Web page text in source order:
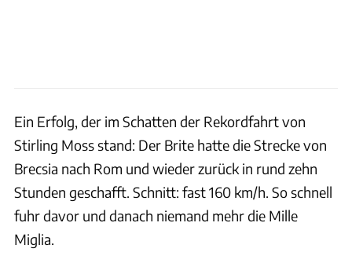
Ein Erfolg, der im Schatten der Rekordfahrt von
Stirling Moss stand: Der Brite hatte die Strecke von
Brecsia nach Rom und wieder zurück in rund zehn
Stunden geschafft. Schnitt: fast 160 km/h. So schnell
fuhr davor und danach niemand mehr die Mille
Miglia.